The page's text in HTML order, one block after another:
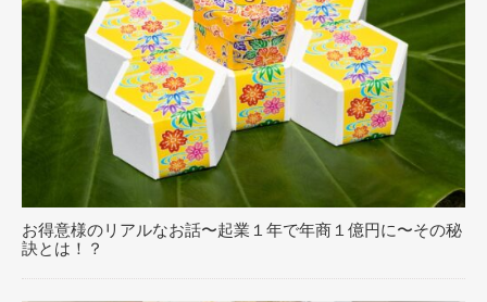
お得意様のリアルなお話〜起業１年で年商１億円に〜その秘
訣とは！？